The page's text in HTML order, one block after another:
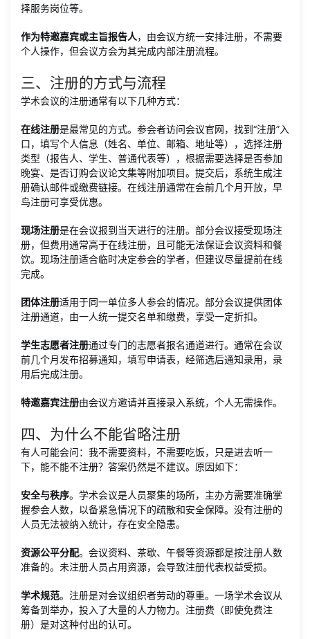
择服务岗位等。
作为特邀嘉宾或主旨报告人，由会议方统一安排注册，不需要
个人操作，但会议方会为其完成内部注册流程。
三、注册的方式与流程
学术会议的注册通常有以下几种方式：
在线注册是最常见的方式。参会者访问会议官网，找到“注册”入
口，填写个人信息（姓名、单位、邮箱、地址等），选择注册
类型（报告人、学生、普通代表等），根据需要选择是否参加
晚宴、是否订购会议论文集等附加项目。提交后，系统生成注
册确认邮件或缴费链接。在线注册通常在会前几个月开放，早
鸟注册可享受优惠。
现场注册是在会议报到当天进行的注册。部分会议接受现场注
册，但费用通常高于在线注册，且可能无法保证会议资料和餐
饮。现场注册适合临时决定参会的学者，但建议尽量提前在线
完成。
团体注册适用于同一单位多人参会的情况。部分会议提供团体
注册通道，由一人统一提交名单和缴费，享受一定折扣。
学生志愿者注册通过专门的志愿者报名通道进行。通常在会议
前几个月发布招募通知，填写申请表，经筛选后通知录用，录
用后完成注册。
特邀嘉宾注册由会议方邀请并直接录入系统，个人无需操作。
四、为什么不能省略注册
有人可能会问：我不需要资料，不需要吃饭，只是进去听一
下，能不能不注册？答案仍然是不建议。原因如下：
安全与秩序。学术会议是人员聚集的场所，主办方需要准确掌
握参会人数，以备紧急情况下的疏散和安全保障。没有注册的
人员无法被纳入统计，存在安全隐患。
资源公平分配。会议资料、茶歇、午餐等资源都是按注册人数
准备的。未注册人员占用资源，会导致注册代表权益受损。
学术规范。注册是对会议组织者劳动的尊重。一场学术会议从
筹备到举办，投入了大量的人力物力。注册费（即使免费注
册）是对这种付出的认可。